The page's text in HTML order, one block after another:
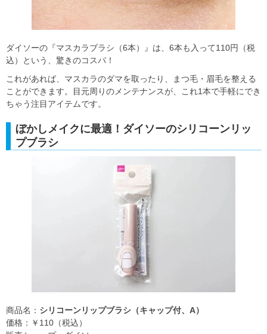
ダイソーの『マスカラブラシ（6本）』は、6本も入って110円（税
込）という、驚きのコスパ！
これがあれば、マスカラのダマを取ったり、まつ毛・眉毛を整える
ことができます。目元周りのメンテナンスが、これ1本で手軽にでき
ちゃう注目アイテムです。
ぼかしメイクに最適！ダイソーのシリコーンリッ
プブラシ
商品名： シリコーンリップブラシ（キャップ付、A）
価格：￥110（税込）